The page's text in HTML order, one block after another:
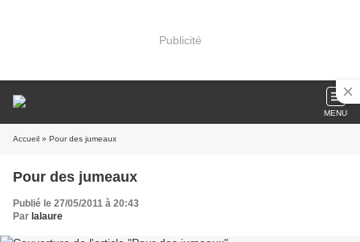
Publicité
MENU
Accueil » Pour des jumeaux
Pour des jumeaux
Publié le 27/05/2011 à 20:43
Par lalaure